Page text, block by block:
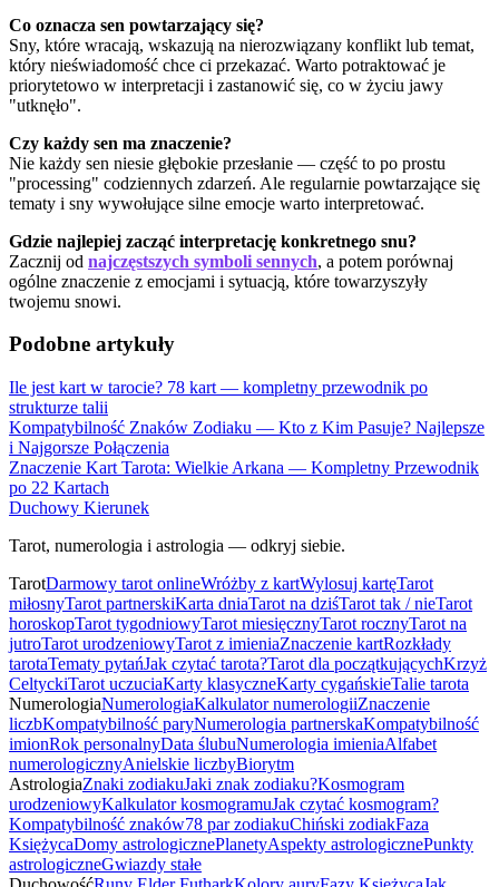
Co oznacza sen powtarzający się?
Sny, które wracają, wskazują na nierozwiązany konflikt lub temat,
który nieświadomość chce ci przekazać. Warto potraktować je
priorytetowo w interpretacji i zastanowić się, co w życiu jawy
"utknęło".
Czy każdy sen ma znaczenie?
Nie każdy sen niesie głębokie przesłanie — część to po prostu
"processing" codziennych zdarzeń. Ale regularnie powtarzające się
tematy i sny wywołujące silne emocje warto interpretować.
Gdzie najlepiej zacząć interpretację konkretnego snu?
Zacznij od najczęstszych symboli sennych, a potem porównaj
ogólne znaczenie z emocjami i sytuacją, które towarzyszyły
twojemu snowi.
Podobne artykuły
Ile jest kart w tarocie? 78 kart — kompletny przewodnik po
strukturze talii
Kompatybilność Znaków Zodiaku — Kto z Kim Pasuje? Najlepsze
i Najgorsze Połączenia
Znaczenie Kart Tarota: Wielkie Arkana — Kompletny Przewodnik
po 22 Kartach
Duchowy Kierunek
Tarot, numerologia i astrologia — odkryj siebie.
TarotDarmowy tarot onlineWróżby z kartWylosuj kartęTarot
miłosnyTarot partnerskiKarta dniaTarot na dziśTarot tak / nieTarot
horoskopTarot tygodniowyTarot miesięcznyTarot rocznyTarot na
jutroTarot urodzeniowyTarot z imieniaZnaczenie kartRozkłady
tarotaTematy pytańJak czytać tarota?Tarot dla początkującychKrzyż
CeltyckiTarot uczuciaKarty klasyczneKarty cygańskieTalie tarota
NumerologiaNumerologiaKalkulator numerologiiZnaczenie
liczbKompatybilność paryNumerologia partnerskaKompatybilność
imionRok personalnyData ślubuNumerologia imieniaAlfabet
numerologicznyAnielskie liczbyBiorytm
AstrologiaZnaki zodiakuJaki znak zodiaku?Kosmogram
urodzeniowyKalkulator kosmogramuJak czytać kosmogram?
Kompatybilność znaków78 par zodiakuChiński zodiakFaza
KsiężycaDomy astrologicznePlanetyAspekty astrologicznePunkty
astrologiczneGwiazdy stałe